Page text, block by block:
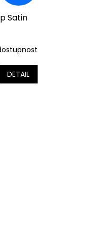
Satin
DETAIL